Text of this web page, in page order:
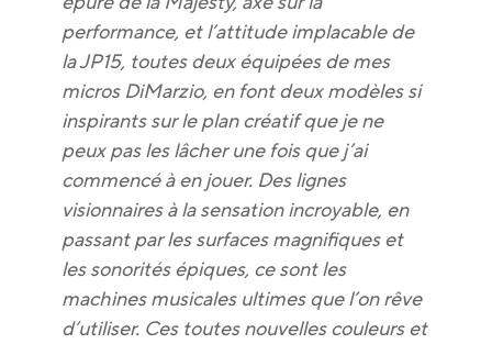
performance, et l’attitude implacable de
la JP15, toutes deux équipées de mes
micros DiMarzio, en font deux modèles si
inspirants sur le plan créatif que je ne
peux pas les lâcher une fois que j’ai
commencé à en jouer. Des lignes
visionnaires à la sensation incroyable, en
passant par les surfaces magnifiques et
les sonorités épiques, ce sont les
machines musicales ultimes que l’on rêve
d’utiliser. Ces toutes nouvelles couleurs et